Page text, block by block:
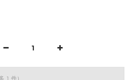
1 件)